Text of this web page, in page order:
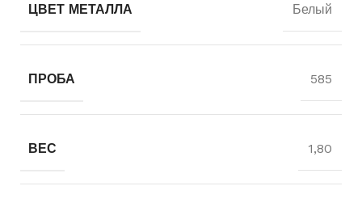
ЦВЕТ МЕТАЛЛА Белый
ПРОБА 585
ВЕС 1,80